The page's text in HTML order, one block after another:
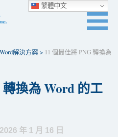
Word解決方案> 11 個最佳將 PNG 轉換為
換為 Word 的工
2026 年 1 月 16 日
繁體中文